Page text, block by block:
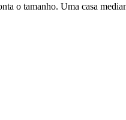
o tamanho. Uma casa